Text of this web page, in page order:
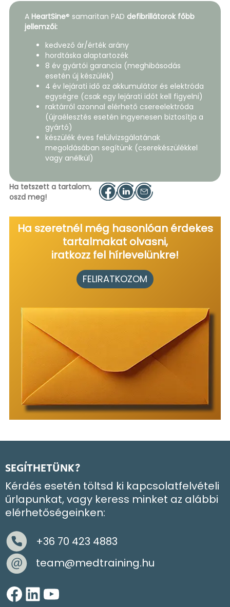
AHeartSine® samaritan PAD defibrillátorok főbb
jellemzői:
kedvező ár/érték arány
hordtáska alaptartozék
8 év gyártói garancia (meghibásodás
esetén új készülék)
4 év lejárati idő az akkumulátor és elektróda
egységre (csak egy lejárati időt kell figyelni)
raktárról azonnal elérhető csereelektróda
(újraélesztés esetén ingyenesen biztosítja a
gyártó)
készülék éves felülvizsgálatának
megoldásában segítünk (cserekészülékkel
vagy anélkül)
Ha tetszett a tartalom,
oszd meg!
Ha szeretnél még hasonlóan érdekes
tartalmakat olvasni,
iratkozz fel hírlevelünkre!
FELIRATKOZOM
SEGÍTHETÜNK?
Kérdés esetén töltsd ki kapcsolatfelvételi
űrlapunkat, vagy keress minket az alábbi
elérhetőségeinken:
+36 70 423 4883
team@medtraining.hu
Facebook LinkedIn YouTube